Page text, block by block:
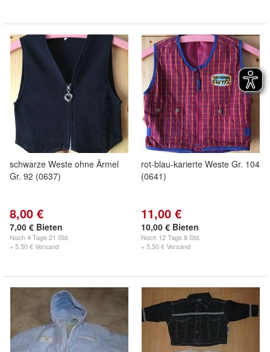
schwarze Weste ohne Ärmel
Gr. 92 (0637)
8,00 €
7,00 € Bieten
Noch4 Tage 21 Std.
+ 5,50 € Versand
rot-blau-karierte Weste Gr. 104
(0641)
11,00 €
10,00 € Bieten
Noch 12 Tage 8 Std.
+ 5,50 € Versand